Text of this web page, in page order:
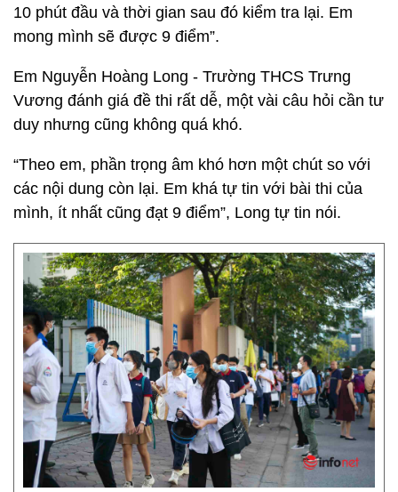
10 phút đầu và thời gian sau đó kiểm tra lại. Em
mong mình sẽ được 9 điểm”.
Em Nguyễn Hoàng Long - Trường THCS Trưng
Vương đánh giá đề thi rất dễ, một vài câu hỏi cần tư
duy nhưng cũng không quá khó.
“Theo em, phần trọng âm khó hơn một chút so với
các nội dung còn lại. Em khá tự tin với bài thi của
mình, ít nhất cũng đạt 9 điểm”, Long tự tin nói.